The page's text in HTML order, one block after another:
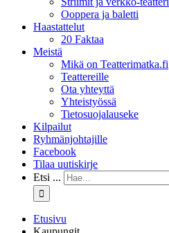
Ooppera ja baletti
Haastattelut
20 Faktaa
Meistä
Mikä on Teatterimatka.fi
Teattereille
Ota yhteyttä
Yhteistyössä
Tietosuojalauseke
Kilpailut
Ryhmänjohtajille
Facebook
Tilaa uutiskirje
Etsi ...
Etusivu